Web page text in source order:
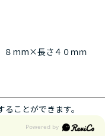
８mm×長さ４０ｍｍ
ことができます。